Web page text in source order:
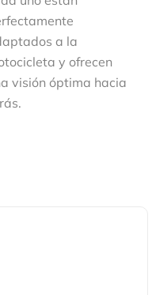
a la
y ofrecen
visión óptima hacia